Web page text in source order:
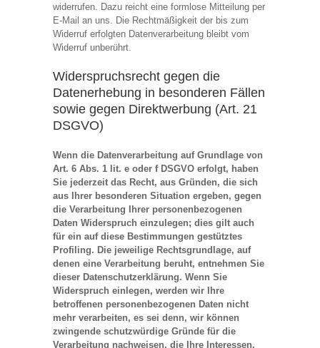
widerrufen. Dazu reicht eine formlose Mitteilung per
E-Mail an uns. Die Rechtmäßigkeit der bis zum
Widerruf erfolgten Datenverarbeitung bleibt vom
Widerruf unberührt.
Widerspruchsrecht gegen die
Datenerhebung in besonderen Fällen
sowie gegen Direktwerbung (Art. 21
DSGVO)
Wenn die Datenverarbeitung auf Grundlage von
Art. 6 Abs. 1 lit. e oder f DSGVO erfolgt, haben
Sie jederzeit das Recht, aus Gründen, die sich
aus Ihrer besonderen Situation ergeben, gegen
die Verarbeitung Ihrer personenbezogenen
Daten Widerspruch einzulegen; dies gilt auch
für ein auf diese Bestimmungen gestütztes
Profiling. Die jeweilige Rechtsgrundlage, auf
denen eine Verarbeitung beruht, entnehmen Sie
dieser Datenschutzerklärung. Wenn Sie
Widerspruch einlegen, werden wir Ihre
betroffenen personenbezogenen Daten nicht
mehr verarbeiten, es sei denn, wir können
zwingende schutzwürdige Gründe für die
Verarbeitung nachweisen, die Ihre Interessen,